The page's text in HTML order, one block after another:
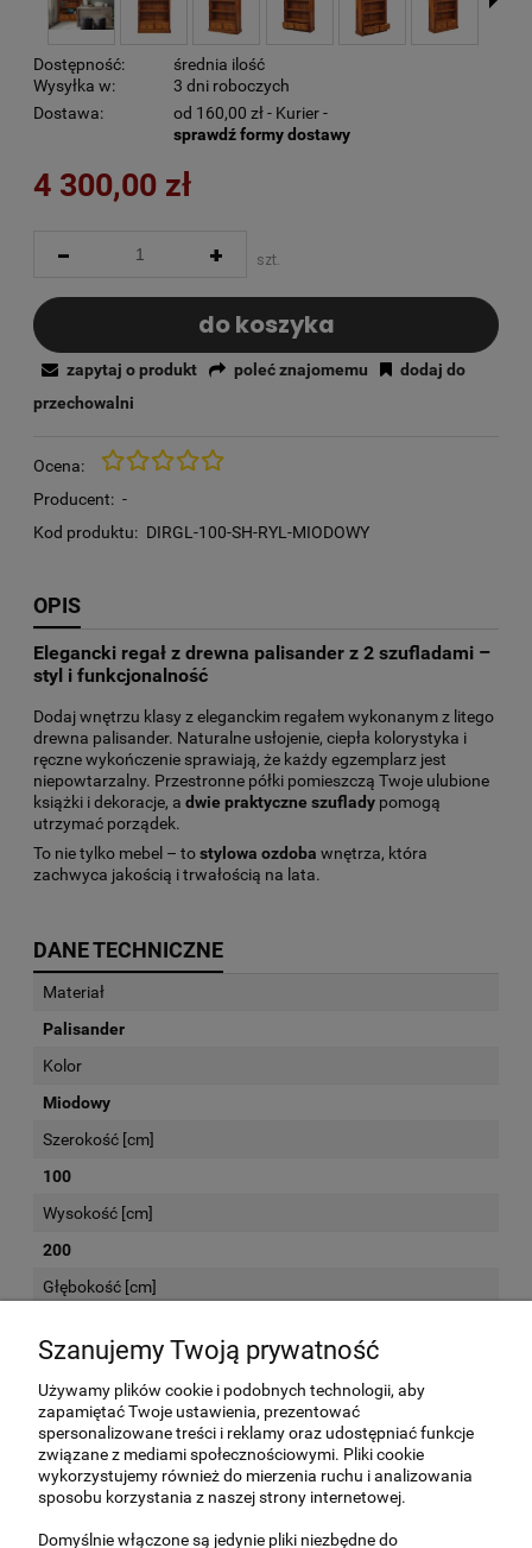
Dostępność:
średnia ilość
Wysyłka w:
3 dni roboczych
Dostawa:
od 160,00 zł - Kurier -
sprawdź formy dostawy
4 300,00 zł
- + szt.
do koszyka
Ocena:
Producent: -
Kod produktu: DIRGL-100-SH-RYL-MIODOWY
zapytaj o produkt poleć znajomemu
dodaj do
przechowalni
OPIS
Elegancki regał z drewna palisander z 2 szufladami –
styl i funkcjonalność
Dodaj wnętrzu klasy z eleganckim regałem wykonanym z litego
drewna palisander. Naturalne usłojenie, ciepła kolorystyka i
ręczne wykończenie sprawiają, że każdy egzemplarz jest
niepowtarzalny. Przestronne półki pomieszczą Twoje ulubione
książki i dekoracje, a dwie praktyczne szuflady pomogą
utrzymać porządek.
To nie tylko mebel – tostylowa ozdoba wnętrza, która
zachwyca jakością i trwałością na lata.
DANE TECHNICZNE
Materiał
Palisander
Kolor
Miodowy
Szerokość [cm]
100
Wysokość [cm]
200
Głębokość [cm]
KOSZTY DOSTAWY
Kurier -(meble przed wysyłką są sprawdzane
i odpowiednio zabezpieczone. Koszt wysyłki
kurierskiej nie obejmuje wniesienia na piętro
kg.)
160,00 zł
Szanujemy Twoją prywatność
Używamy plików cookie i podobnych technologii, aby
zapamiętać Twoje ustawienia, prezentować
spersonalizowane treści i reklamy oraz udostępniać funkcje
związane z mediami społecznościowymi. Pliki cookie
wykorzystujemy również do mierzenia ruchu i analizowania
sposobu korzystania z naszej strony internetowej.
Domyślnie włączone są jedynie pliki niezbędne do